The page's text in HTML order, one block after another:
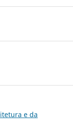
e da